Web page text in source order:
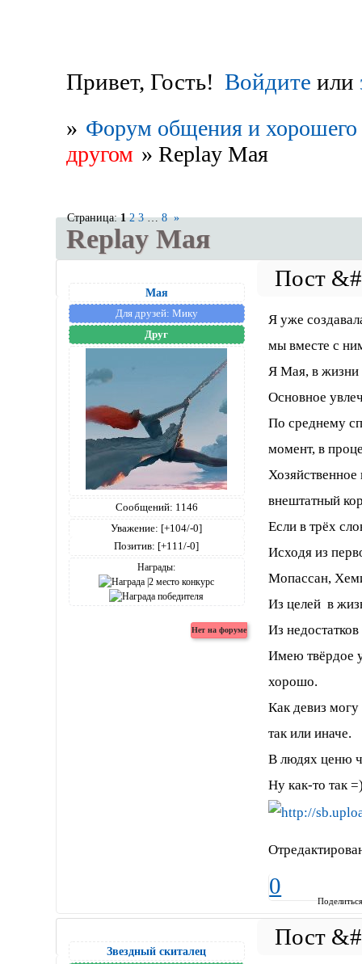
Привет, Гость! Войдите или
» Форум общения и хорошего
другом » Replay Мая
Replay Мая
Страница:1 2 3 … 8 »
Мая
Для друзей: Мику
Друг
Сообщений: 1146
Уважение: [+104/-0]
Позитив: [+111/-0]
Награды:
Я уже
мы вместе с
Я Мая, в жизни
Основное
По среднему
момент, в
внештатный
Если в трёх
Исходя из
Мопассан,
Из целей в
Из
Имею твёрдое
хорошо.
Как девиз
так или иначе.
В людях ценю
Ну как-то так
0
Звездный скиталец